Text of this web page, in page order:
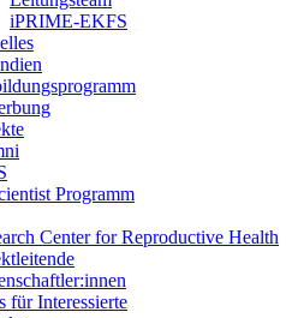
iPRIME-EKFS
Programm
Center for Reproductive Health
für Interessierte